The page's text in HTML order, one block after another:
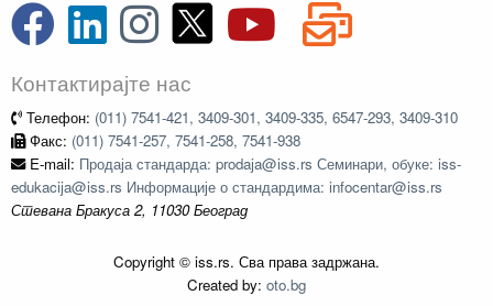
Контактирајте нас
Телефон: (011) 7541-421, 3409-301, 3409-335, 6547-293, 3409-310
Факс: (011) 7541-257, 7541-258, 7541-938
E-mail: Продаја стандарда: prodaja@iss.rs Семинари, обуке: iss-
edukacija@iss.rs Информације о стандардима: infocentar@iss.rs
Стевана Бракуса 2, 11030 Београд
Copyright © iss.rs. Сва права задржана.
Created by: oto.bg